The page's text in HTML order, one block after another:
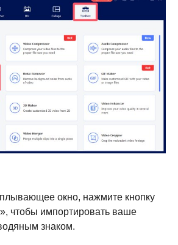
окно, нажмите кнопку
чтобы импортировать ваше
знаком.